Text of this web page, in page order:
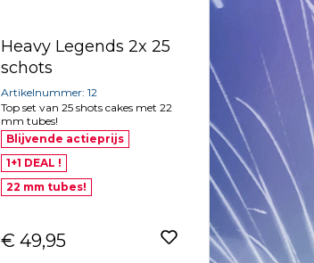
Heavy Legends 2x 25
schots
Artikelnummer: 12
Top set van 25 shots cakes met 22
mm tubes!
Blijvende actieprijs
1+1 DEAL !
22 mm tubes!
€ 49,95